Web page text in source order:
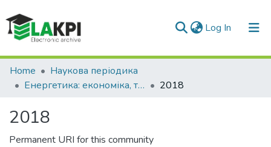
Log In (current)
Communities & Collections
All of DSpace
Statistics
Home
Наукова періодика
Енергетика: економіка, технології, екологія
2018
2018
Permanent URI for this community